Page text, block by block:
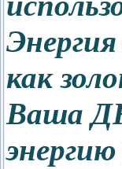
как
Ваша